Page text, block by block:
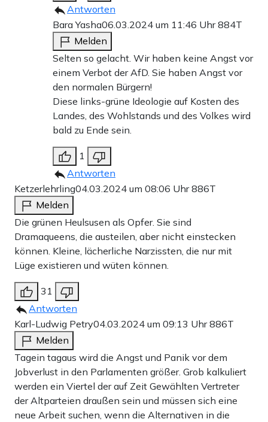
Antworten
Bara Yasha06.03.2024 um 11:46 Uhr884T
Melden
Selten so gelacht. Wir haben keine Angst vor
einem Verbot der AfD. Sie haben Angst vor
den normalen Bürgern!
Diese links-grüne Ideologie auf Kosten des
Landes, des Wohlstands und des Volkes wird
bald zu Ende sein.
1
Antworten
Ketzerlehrling04.03.2024 um 08:06 Uhr886T
Melden
Die grünen Heulsusen als Opfer. Sie sind
Dramaqueens, die austeilen, aber nicht einstecken
können. Kleine, lächerliche Narzissten, die nur mit
Lüge existieren und wüten können.
31
Antworten
Karl-Ludwig Petry04.03.2024 um 09:13 Uhr886T
Melden
Tagein tagaus wird die Angst und Panik vor dem
Jobverlust in den Parlamenten größer. Grob kalkuliert
werden ein Viertel der auf Zeit Gewählten Vertreter
der Altparteien draußen sein und müssen sich eine
neue Arbeit suchen, wenn die Alternativen in die